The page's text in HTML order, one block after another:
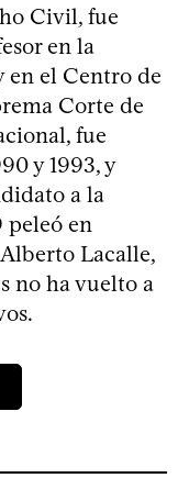
Civil, fue
en la
en el Centro de
Corte de
fue
y 1993, y
a la
peleó en
Lacalle,
no ha vuelto a